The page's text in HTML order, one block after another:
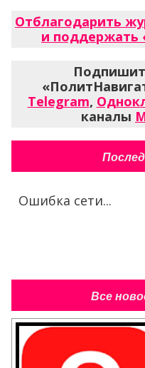
Отблагодарить
и поддержать
Telegram,
каналы
Ошибка сети...
Все